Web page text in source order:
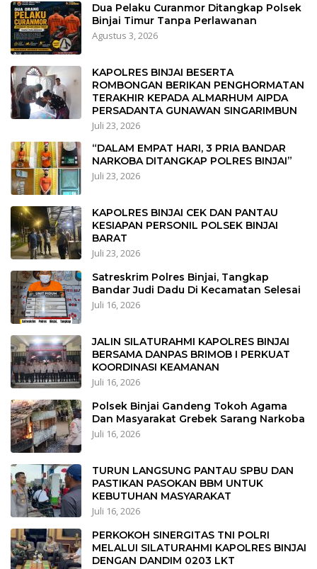
Dua Pelaku Curanmor Ditangkap Polsek
Binjai Timur Tanpa Perlawanan
Agustus 3, 2026
KAPOLRES BINJAI BESERTA
ROMBONGAN BERIKAN PENGHORMATAN
TERAKHIR KEPADA ALMARHUM AIPDA
PERSADANTA GUNAWAN SINGARIMBUN
Juli 23, 2026
“DALAM EMPAT HARI, 3 PRIA BANDAR
NARKOBA DITANGKAP POLRES BINJAI”
Juli 23, 2026
KAPOLRES BINJAI CEK DAN PANTAU
KESIAPAN PERSONIL POLSEK BINJAI
BARAT
Juli 23, 2026
Satreskrim Polres Binjai, Tangkap
Bandar Judi Dadu Di Kecamatan Selesai
Juli 16, 2026
JALIN SILATURAHMI KAPOLRES BINJAI
BERSAMA DANPAS BRIMOB I PERKUAT
KOORDINASI KEAMANAN
Juli 16, 2026
Polsek Binjai Gandeng Tokoh Agama
Dan Masyarakat Grebek Sarang Narkoba
Juli 16, 2026
TURUN LANGSUNG PANTAU SPBU DAN
PASTIKAN PASOKAN BBM UNTUK
KEBUTUHAN MASYARAKAT
Juli 16, 2026
PERKOKOH SINERGITAS TNI POLRI
MELALUI SILATURAHMI KAPOLRES BINJAI
DENGAN DANDIM 0203 LKT